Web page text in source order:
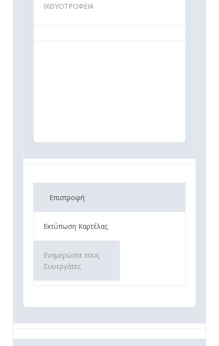
ΙΧΘΥΟΤΡΟΦΕΙΑ
Επιστροφή
Εκτύπωση Καρτέλας
Ενημερώστε τους
Συνεργάτες